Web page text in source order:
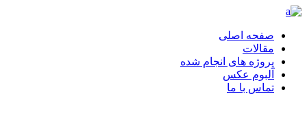
صفحه اصلی
مقالات
پروژه های انجام شده
آلبوم عکس
تماس با ما